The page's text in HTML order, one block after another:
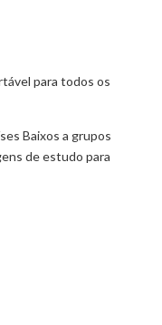
para todos os
Baixos a grupos
de estudo para